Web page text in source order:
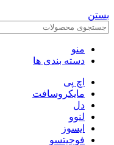
بستن
منو
دسته بندی ها
اچ پی
مایکروسافت
دل
لنوو
ایسوز
فوجیتسو